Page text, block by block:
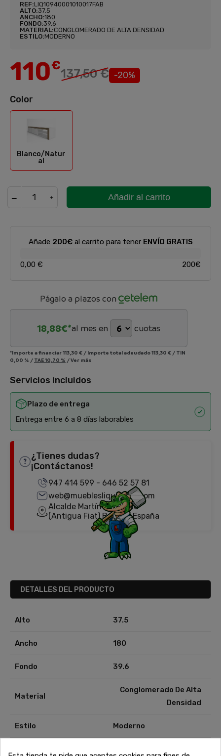
REF:LIQ10940001010017FAB
ALTO:37.5
ANCHO:180
FONDO:39.6
MATERIAL:CONGLOMERADO DE ALTA DENSIDAD
ESTILO:MODERNO
110€
137,50 € -20%
Color
Blanco/Natur
al
Añadir al carrito
Añade 200€al carrito para tener ENVÍO GRATIS
0,00 € 200€
Págalo a plazos con
18,88€*al mes en cuotas
*Importe a financiar113,30 € / Importe total adeudado113,30 € / TIN
0,00 % / TAE10,70 % /Ver más
Servicios incluidos
Plazo de entrega
Entrega entre 6 a 8 días laborables
¿Tienes dudas?
¡Contáctanos!
947 414 599 - 646 52 57 81
web@mueblesliquidator.com
Alcalde Martín Cobos, 18
(Antigua Fiat) Burgos, España
DETALLES DEL PRODUCTO
Alto 37.5
Ancho 180
Fondo 39.6
Material
Conglomerado De Alta
Densidad
Estilo Moderno